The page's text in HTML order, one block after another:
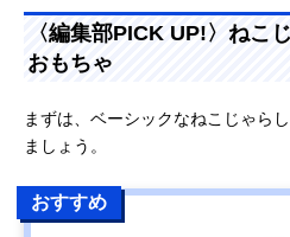
〈編集部PICK UP!〉ねこ
おもちゃ
まずは、ベーシックなねこじゃら
ましょう。
おすすめ